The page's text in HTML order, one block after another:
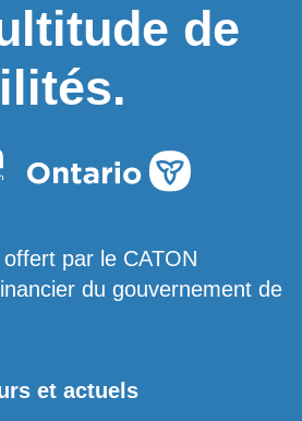
de
par le CATON
du gouvernement de
et actuels